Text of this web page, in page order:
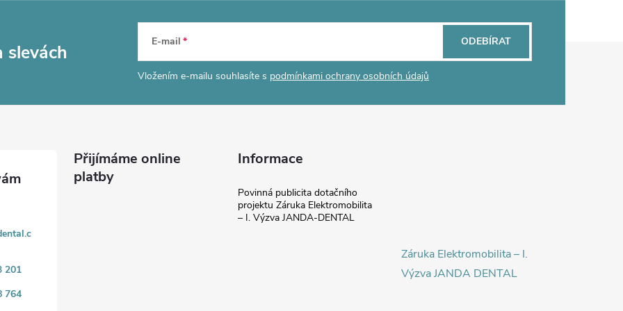
slevách E-mail
Vložením e-mailu souhlasíte s podmínkami ochrany osobních údajů
ODEBÍRAT
201
764
Přijímáme online
platby
Informace
Povinná publicita dotačního
projektu Záruka Elektromobilita
– I. Výzva JANDA-DENTAL
Záruka Elektromobilita – I.
Výzva JANDA DENTAL